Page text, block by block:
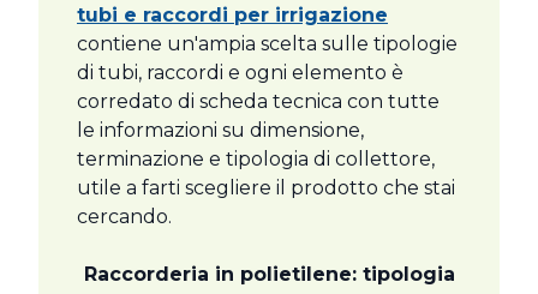
tubi e raccordi per irrigazione
contiene un'ampia scelta sulle tipologie
di tubi, raccordi e ogni elemento è
corredato di scheda tecnica con tutte
le informazioni su dimensione,
terminazione e tipologia di collettore,
utile a farti scegliere il prodotto che stai
cercando.
Raccorderia in polietilene: tipologia